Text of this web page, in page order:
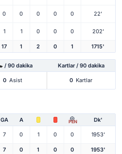
0 0 0 0 0 22'
1 1 0 0 0 202'
17 1 2 0 1 1715'
/ 90 dakika Kartlar / 90 dakika
0 Asist 0 Kartlar
GA A PEN Dk'
7 0 1 0 0 1953'
7 0 1 0 0 1953'